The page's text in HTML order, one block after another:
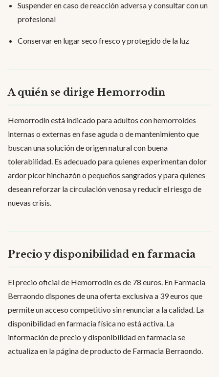
Suspender en caso de reacción adversa y consultar con un
profesional
Conservar en lugar seco fresco y protegido de la luz
A quién se dirige Hemorrodin
Hemorrodin está indicado para adultos con hemorroides
internas o externas en fase aguda o de mantenimiento que
buscan una solución de origen natural con buena
tolerabilidad. Es adecuado para quienes experimentan dolor
ardor picor hinchazón o pequeños sangrados y para quienes
desean reforzar la circulación venosa y reducir el riesgo de
nuevas crisis.
Precio y disponibilidad en farmacia
El precio oficial de Hemorrodin es de 78 euros. En Farmacia
Berraondo dispones de una oferta exclusiva a 39 euros que
permite un acceso competitivo sin renunciar a la calidad. La
disponibilidad en farmacia física no está activa. La
información de precio y disponibilidad en farmacia se
actualiza en la página de producto de Farmacia Berraondo.